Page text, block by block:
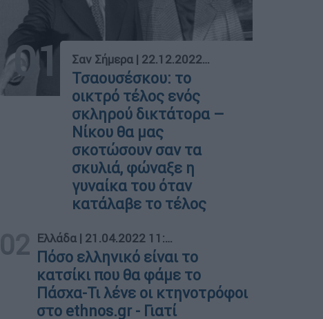
01 Σαν Σήμερα | 22.12.2022 00:00
Τσαουσέσκου: το
οικτρό τέλος ενός
σκληρού δικτάτορα –
Νίκου θα μας
σκοτώσουν σαν τα
σκυλιά, φώναξε η
γυναίκα του όταν
κατάλαβε το τέλος
02 Ελλάδα | 21.04.2022 11:58
Πόσο ελληνικό είναι το
κατσίκι που θα φάμε το
Πάσχα-Τι λένε οι κτηνοτρόφοι
στο ethnos.gr - Γιατί